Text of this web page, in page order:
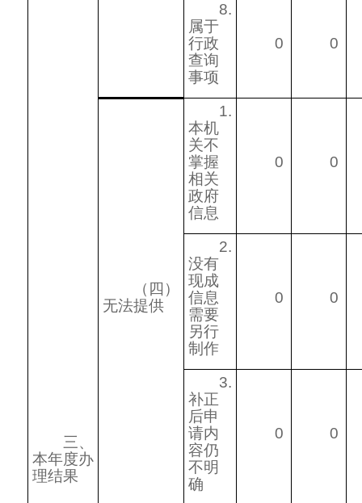
三、
本年度办
理结果
8.
属于
行政
查询
事项
0 0
（四）
无法提供
1.
本机
关不
掌握
相关
政府
信息
0 0
2.
没有
现成
信息
需要
另行
制作
0 0
3.
补正
后申
请内
容仍
不明
确
0 0